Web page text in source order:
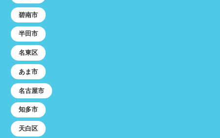
碧南市
半田市
名東区
あま市
名古屋市
知多市
天白区